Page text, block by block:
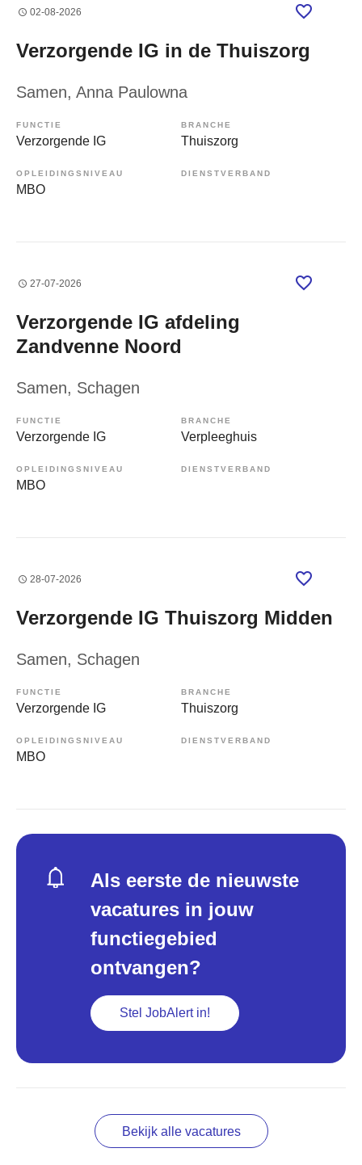
02-08-2026
Verzorgende IG in de Thuiszorg
Samen, Anna Paulowna
FUNCTIE
Verzorgende IG
BRANCHE
Thuiszorg
OPLEIDINGSNIVEAU
MBO
DIENSTVERBAND
27-07-2026
Verzorgende IG afdeling
Zandvenne Noord
Samen, Schagen
FUNCTIE
Verzorgende IG
BRANCHE
Verpleeghuis
OPLEIDINGSNIVEAU
MBO
DIENSTVERBAND
28-07-2026
Verzorgende IG Thuiszorg Midden
Samen, Schagen
FUNCTIE
Verzorgende IG
BRANCHE
Thuiszorg
OPLEIDINGSNIVEAU
MBO
DIENSTVERBAND
Als eerste de nieuwste
vacatures in jouw
functiegebied
ontvangen?
Stel JobAlert in!
Bekijk alle vacatures